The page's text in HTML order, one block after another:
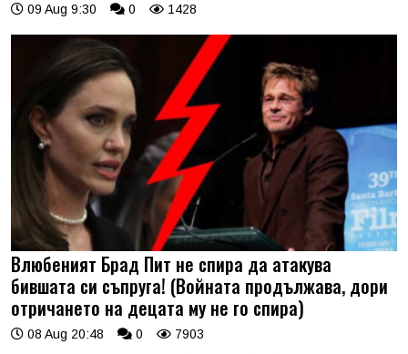
09 Aug 9:30 0 1428
Влюбеният Брад Пит не спира да атакува
бившата си съпруга! (Войната продължава, дори
отричането на децата му не го спира)
08 Aug 20:48 0 7903